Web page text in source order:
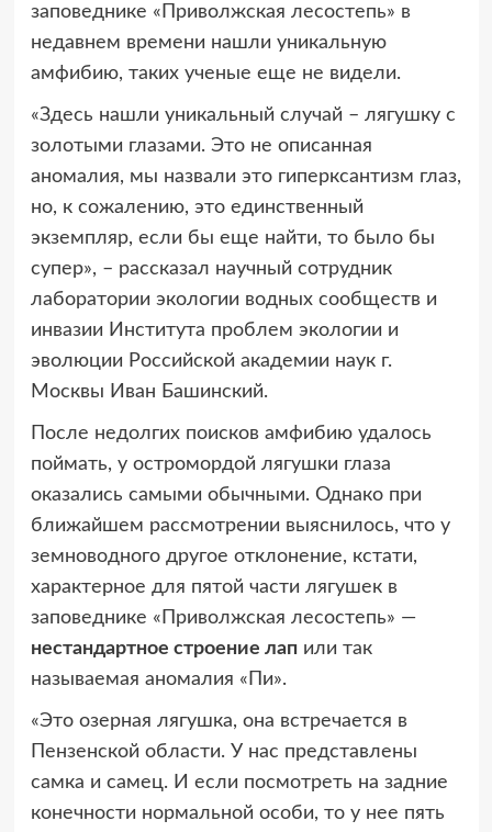
заповеднике «Приволжская лесостепь» в
недавнем времени нашли уникальную
амфибию, таких ученые еще не видели.
«Здесь нашли уникальный случай – лягушку с
золотыми глазами. Это не описанная
аномалия, мы назвали это гиперксантизм глаз,
но, к сожалению, это единственный
экземпляр, если бы еще найти, то было бы
супер», – рассказал научный сотрудник
лаборатории экологии водных сообществ и
инвазии Института проблем экологии и
эволюции Российской академии наук г.
Москвы Иван Башинский.
После недолгих поисков амфибию удалось
поймать, у остромордой лягушки глаза
оказались самыми обычными. Однако при
ближайшем рассмотрении выяснилось, что у
земноводного другое отклонение, кстати,
характерное для пятой части лягушек в
заповеднике «Приволжская лесостепь» —
нестандартное строение лапили так
называемая аномалия «Пи».
«Это озерная лягушка, она встречается в
Пензенской области. У нас представлены
самка и самец. И если посмотреть на задние
конечности нормальной особи, то у нее пять